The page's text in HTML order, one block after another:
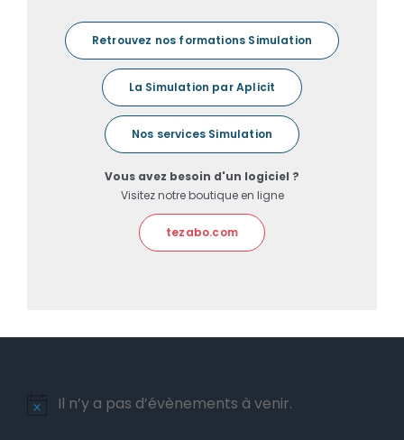
Retrouvez nos formations Simulation
La Simulation par Aplicit
Nos services Simulation
Vous avez besoin d'un logiciel ?
Visitez notre boutique en ligne
tezabo.com
Notice
Il n’y a pas d’évènements à venir.